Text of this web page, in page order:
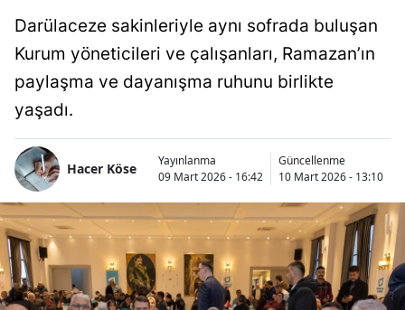
Darülaceze sakinleriyle aynı sofrada buluşan
Kurum yöneticileri ve çalışanları, Ramazan’ın
paylaşma ve dayanışma ruhunu birlikte
yaşadı.
Hacer Köse
Yayınlanma
09 Mart 2026 - 16:42
Güncellenme
10 Mart 2026 - 13:10